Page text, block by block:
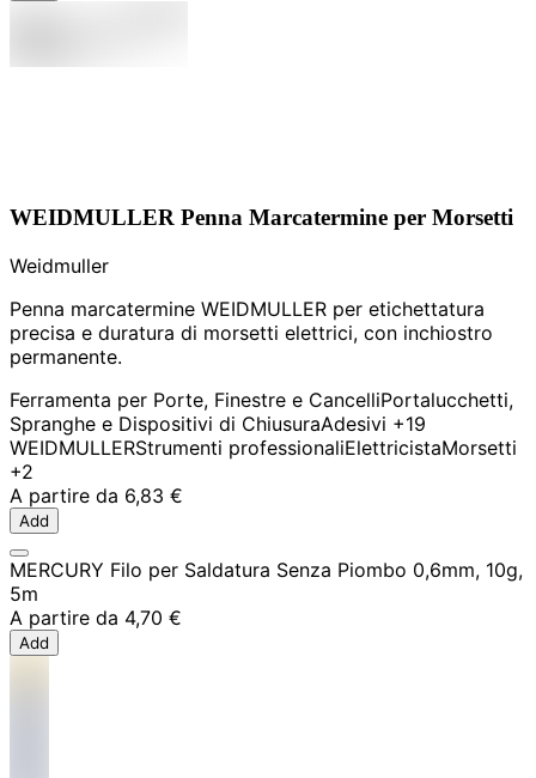
WEIDMULLER Penna Marcatermine per Morsetti
Weidmuller
Penna marcatermine WEIDMULLER per etichettatura
precisa e duratura di morsetti elettrici, con inchiostro
permanente.
Ferramenta per Porte, Finestre e CancelliPortalucchetti,
Spranghe e Dispositivi di ChiusuraAdesivi +19
WEIDMULLERStrumenti professionaliElettricistaMorsetti
+2
A partire da 6,83 €
Add
MERCURY Filo per Saldatura Senza Piombo 0,6mm, 10g,
5m
A partire da 4,70 €
Add